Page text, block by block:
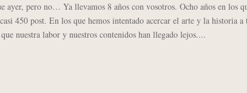
pero no… Ya llevamos 8 años con vosotros. Ocho años en los
450 post. En los que hemos intentado acercar el arte y la historia a
nuestra labor y nuestros contenidos han llegado lejos....